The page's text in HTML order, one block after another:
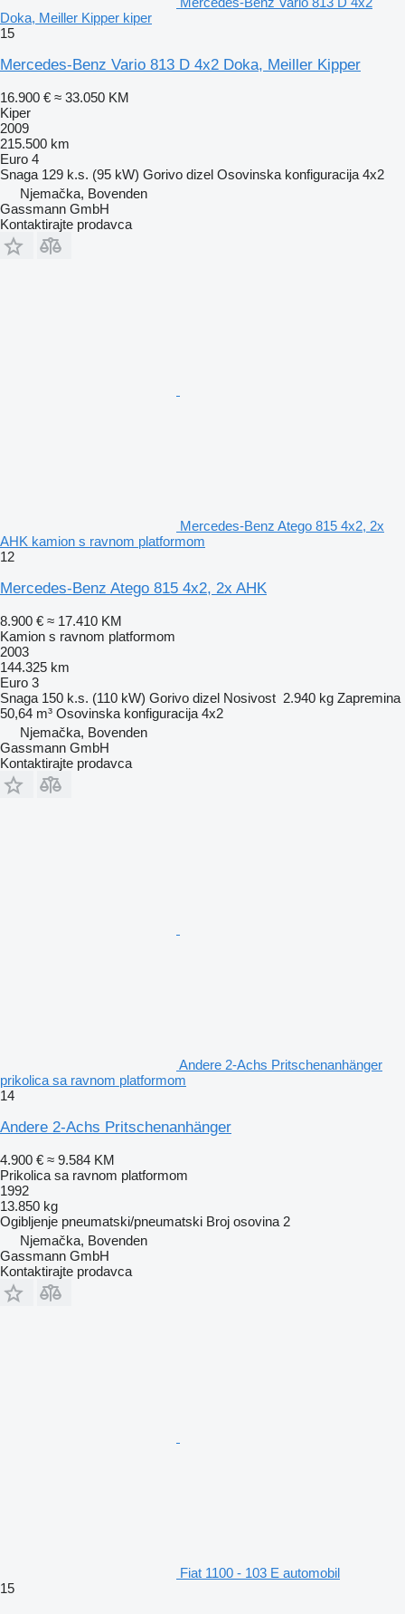
Doka, Meiller Kipper kiper
15
Mercedes-Benz Vario 813 D 4x2 Doka, Meiller Kipper
16.900 € ≈ 33.050 KM
Kiper
2009
215.500 km
Euro 4
Snaga 129 k.s. (95 kW) Gorivo dizel Osovinska konfiguracija 4x2
Njemačka, Bovenden
Gassmann GmbH
Kontaktirajte prodavca
Mercedes-Benz Atego 815 4x2, 2x
AHK kamion s ravnom platformom
12
Mercedes-Benz Atego 815 4x2, 2x AHK
8.900 € ≈ 17.410 KM
Kamion s ravnom platformom
2003
144.325 km
Euro 3
Snaga 150 k.s. (110 kW) Gorivo dizel Nosivost 2.940 kg Zapremina
50,64 m³ Osovinska konfiguracija 4x2
Njemačka, Bovenden
Gassmann GmbH
Kontaktirajte prodavca
Andere 2-Achs Pritschenanhänger
prikolica sa ravnom platformom
14
Andere 2-Achs Pritschenanhänger
4.900 € ≈ 9.584 KM
Prikolica sa ravnom platformom
1992
13.850 kg
Ogibljenje pneumatski/pneumatski Broj osovina 2
Njemačka, Bovenden
Gassmann GmbH
Kontaktirajte prodavca
Fiat 1100 - 103 E automobil
15